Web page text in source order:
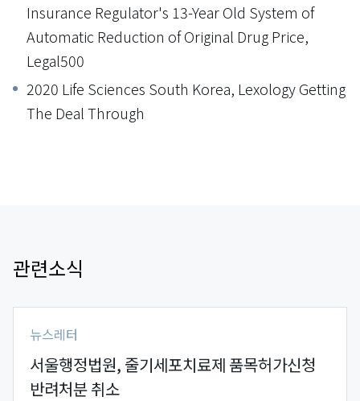
Insurance Regulator's 13-Year Old System of
Automatic Reduction of Original Drug Price,
Legal500
2020 Life Sciences South Korea, Lexology Getting
The Deal Through
관련소식
뉴스레터
서울행정법원, 줄기세포치료제 품목허가신청
반려처분 취소